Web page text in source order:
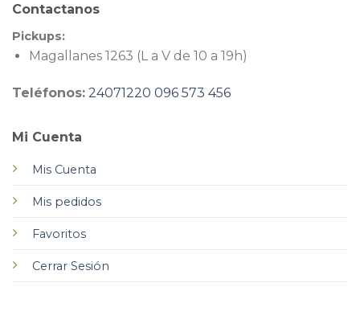
Mi Cuenta
Mis Cuenta
Mis pedidos
Favoritos
Cerrar Sesión
Contactanos
Pickups:
Magallanes 1263 (L a V de 10 a 19h)
Teléfonos: 24071220 096 573 456